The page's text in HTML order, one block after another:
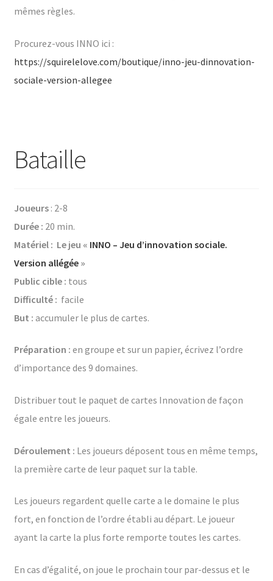
mêmes règles.
Procurez-vous INNO ici :
https://squirelelove.com/boutique/inno-jeu-dinnovation-
sociale-version-allegee
Bataille
Joueurs: 2-8
Durée : 20 min.
Matériel : Le jeu « INNO – Jeu d’innovation sociale.
Version allégée»
Public cible : tous
Difficulté : facile
But : accumuler le plus de cartes.
Préparation : en groupe et sur un papier, écrivez l’ordre
d’importance des 9 domaines.
Distribuer tout le paquet de cartes Innovation de façon
égale entre les joueurs.
Déroulement : Les joueurs déposent tous en même temps,
la première carte de leur paquet sur la table.
Les joueurs regardent quelle carte a le domaine le plus
fort, en fonction de l’ordre établi au départ. Le joueur
ayant la carte la plus forte remporte toutes les cartes.
En cas d’égalité, on joue le prochain tour par-dessus et le